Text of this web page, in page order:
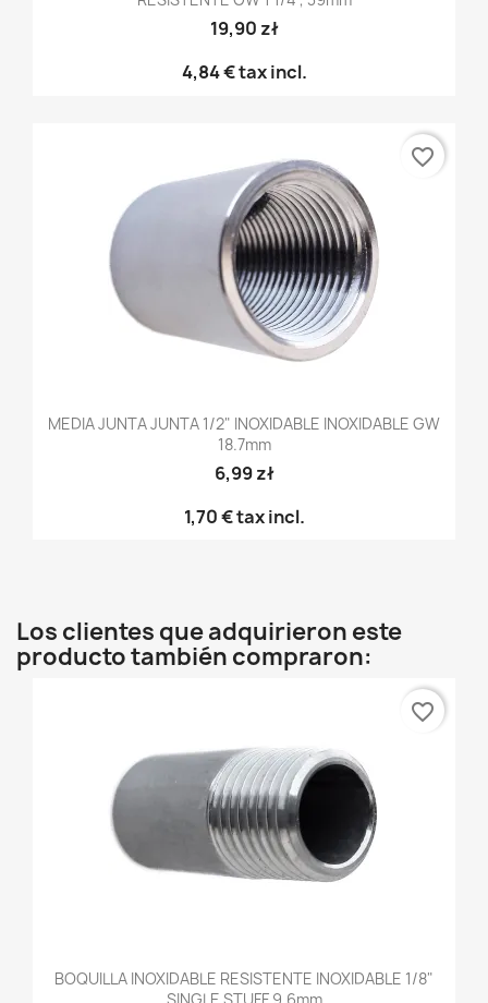
19,90 zł
4,84 €tax incl.
MEDIA JUNTA JUNTA 1/2" INOXIDABLE INOXIDABLE GW
18.7mm
6,99 zł
1,70 €tax incl.
favorite_border
Los clientes que adquirieron este
producto también compraron:
BOQUILLA INOXIDABLE RESISTENTE INOXIDABLE 1/8"
favorite_border